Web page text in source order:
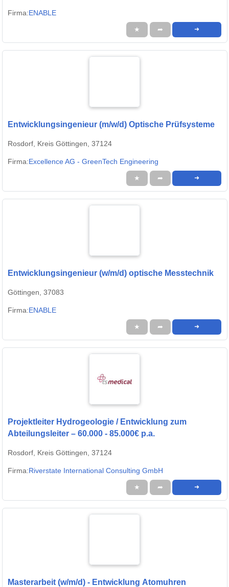
Firma:ENABLE
★ ➦ ➜
Entwicklungsingenieur (m/w/d) Optische Prüfsysteme
Rosdorf, Kreis Göttingen, 37124
Firma:Excellence AG - GreenTech Engineering
★ ➦ ➜
Entwicklungsingenieur (w/m/d) optische Messtechnik
Göttingen, 37083
Firma:ENABLE
★ ➦ ➜
Projektleiter Hydrogeologie / Entwicklung zum
Abteilungsleiter – 60.000 - 85.000€ p.a.
Rosdorf, Kreis Göttingen, 37124
Firma:Riverstate International Consulting GmbH
★ ➦ ➜
Masterarbeit (w/m/d) - Entwicklung Atomuhren